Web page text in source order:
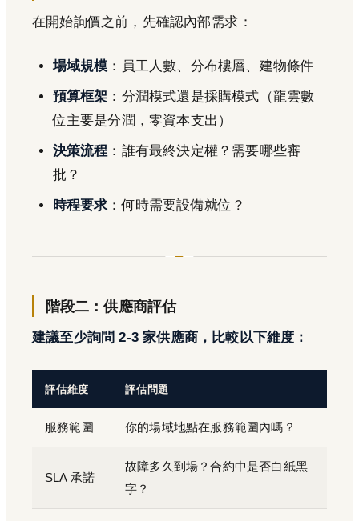
在開始詢價之前，先確認內部需求：
場域規模 ：員工人數、分布樓層、建物條件
預算框架 ：分潤模式還是採購模式（龍雲數
位主要是分潤，零資本支出）
決策流程 ：誰有最終決定權？需要哪些審
批？
時程要求 ：何時需要設備就位？
階段二：供應商評估
建議至少詢問 2-3 家供應商，比較以下維度：
評估維度 評估問題
服務範圍 你的場域地點在服務範圍內嗎？
SLA 承諾
故障多久到場？合約中是否白紙黑
字？